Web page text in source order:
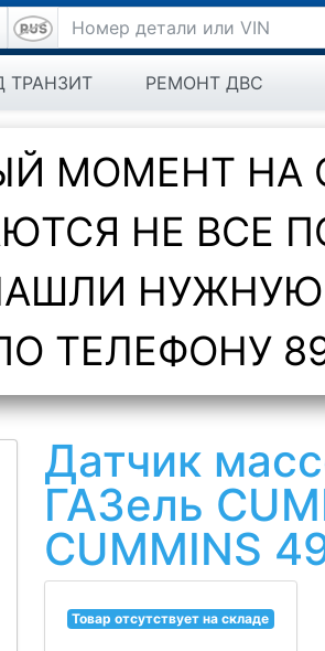
ТРАНЗИТ РЕМОНТ ДВС
МОМЕНТ НА
НЕ ВСЕ
НУЖНУЮ
ТЕЛЕФОНУ
Датчик
ГАЗель
CUMMINS
Товар отсутствует на складе